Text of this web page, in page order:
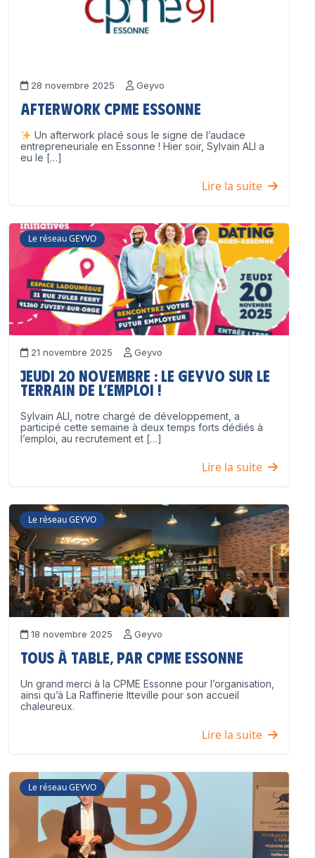
28 novembre 2025 Geyvo
Afterwork CPME Essonne
Un afterwork placé sous le signe de l’audace
entrepreneuriale en Essonne ! Hier soir, Sylvain ALI a
eu le […]
Lire la suite
Le réseau GEYVO
21 novembre 2025 Geyvo
Jeudi 20 novembre : le GEYVO sur le
terrain de l’emploi !
Sylvain ALI, notre chargé de développement, a
participé cette semaine à deux temps forts dédiés à
l’emploi, au recrutement et […]
Lire la suite
Le réseau GEYVO
18 novembre 2025 Geyvo
Tous à table, par CPME Essonne
Un grand merci à la CPME Essonne pour l’organisation,
ainsi qu’à La Raffinerie Itteville pour son accueil
chaleureux.
Lire la suite
Le réseau GEYVO